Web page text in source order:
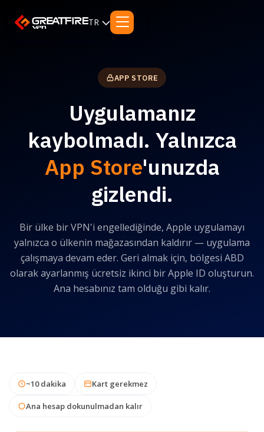
TR
APP STORE
Uygulamanız
kaybolmadı. Yalnızca
App Store'unuzda
gizlendi.
Bir ülke bir VPN'i engellediğinde, Apple uygulamayı
yalnızca o ülkenin mağazasından kaldırır — uygulama
çalışmaya devam eder. Geri almak için, bölgesi ABD
olarak ayarlanmış ücretsiz ikinci bir Apple ID oluşturun.
Ana hesabınız tam olduğu gibi kalır.
~10 dakika Kart gerekmez
Ana hesap dokunulmadan kalır